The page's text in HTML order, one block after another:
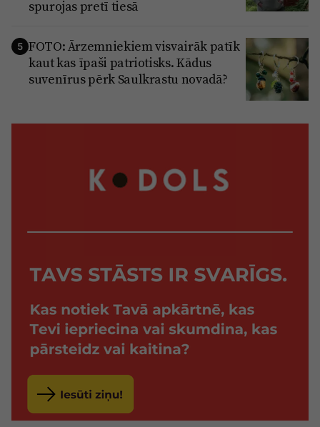
spurojas pretī tiesā
5 FOTO: Ārzemniekiem visvairāk patīk
kaut kas īpaši patriotisks. Kādus
suvenīrus pērk Saulkrastu novadā?